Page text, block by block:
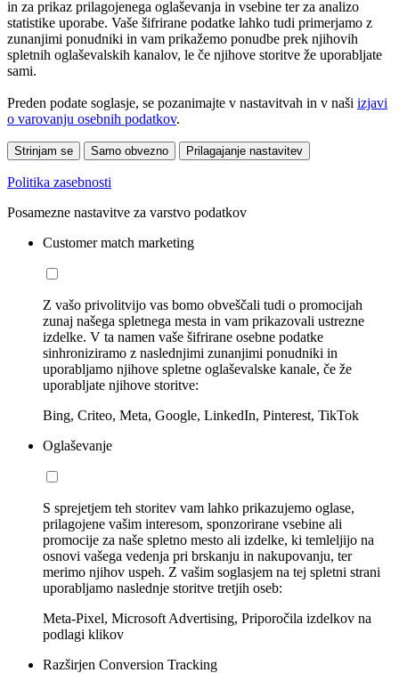
in za prikaz prilagojenega oglaševanja in vsebine ter za analizo
statistike uporabe. Vaše šifrirane podatke lahko tudi primerjamo z
zunanjimi ponudniki in vam prikažemo ponudbe prek njihovih
spletnih oglaševalskih kanalov, le če njihove storitve že uporabljate
sami.
Preden podate soglasje, se pozanimajte v nastavitvah in v naši izjavi
o varovanju osebnih podatkov.
Strinjam se Samo obvezno Prilagajanje nastavitev
Politika zasebnosti
Posamezne nastavitve za varstvo podatkov
Customer match marketing
Z vašo privolitvijo vas bomo obveščali tudi o promocijah
zunaj našega spletnega mesta in vam prikazovali ustrezne
izdelke. V ta namen vaše šifrirane osebne podatke
sinhroniziramo z naslednjimi zunanjimi ponudniki in
uporabljamo njihove spletne oglaševalske kanale, če že
uporabljate njihove storitve:
Bing, Criteo, Meta, Google, LinkedIn, Pinterest, TikTok
Oglaševanje
S sprejetjem teh storitev vam lahko prikazujemo oglase,
prilagojene vašim interesom, sponzorirane vsebine ali
promocije za naše spletno mesto ali izdelke, ki temleljijo na
osnovi vašega vedenja pri brskanju in nakupovanju, ter
merimo njihov uspeh. Z vašim soglasjem na tej spletni strani
uporabljamo naslednje storitve tretjih oseb:
Meta-Pixel, Microsoft Advertising, Priporočila izdelkov na
podlagi klikov
Razširjen Conversion Tracking